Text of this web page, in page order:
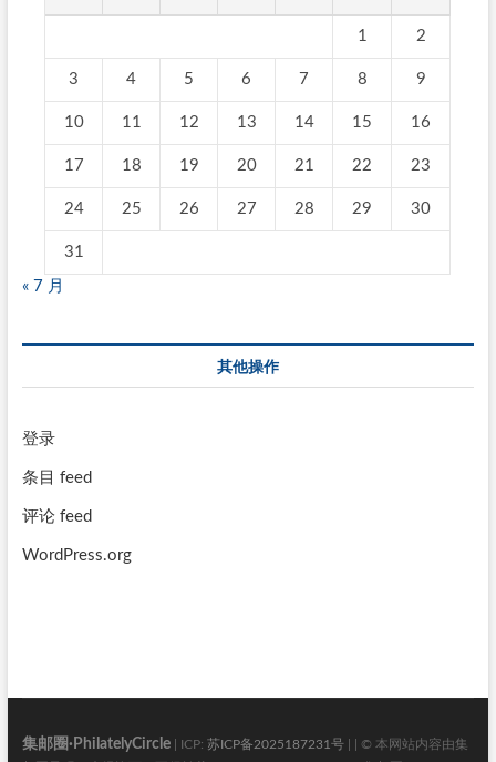
1 2
3 4 5 6 7 8 9
10 11 12 13 14 15 16
17 18 19 20 21 22 23
24 25 26 27 28 29 30
31
« 7 月
其他操作
登录
条目 feed
评论 feed
WordPress.org
集邮圈·PhilatelyCircle| ICP: 苏ICP备2025187231号| | © 本网站内容由集